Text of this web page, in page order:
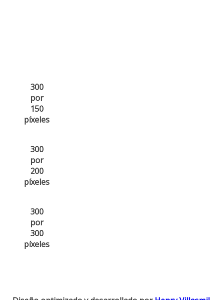
300
por
150
píxeles
300
por
200
píxeles
300
por
300
píxeles